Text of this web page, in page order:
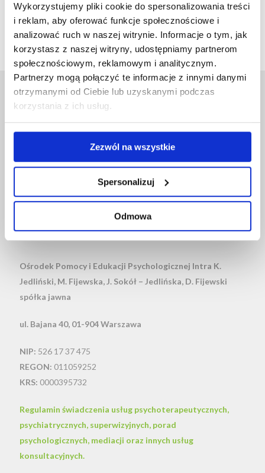
Wykorzystujemy pliki cookie do spersonalizowania treści
i reklam, aby oferować funkcje społecznościowe i
analizować ruch w naszej witrynie. Informacje o tym, jak
korzystasz z naszej witryny, udostępniamy partnerom
społecznościowym, reklamowym i analitycznym.
Partnerzy mogą połączyć te informacje z innymi danymi
otrzymanymi od Ciebie lub uzyskanymi podczas
korzystania z ich usług.
Zezwól na wszystkie
Spersonalizuj
Odmowa
Możliwość komentowania została wyłączona.
ZNAJDŹ NAS NA:
FB IG IN
KONTAKT
Ośrodek Pomocy i Edukacji Psychologicznej Intra K.
Jedliński, M. Fijewska, J. Sokół – Jedlińska, D. Fijewski
spółka jawna
ul. Bajana 40, 01-904 Warszawa
NIP: 526 17 37 475
REGON: 011059252
KRS: 0000395732
Regulamin świadczenia usług psychoterapeutycznych,
psychiatrycznych, superwizyjnych, porad
psychologicznych, mediacji oraz innych usług
konsultacyjnych.